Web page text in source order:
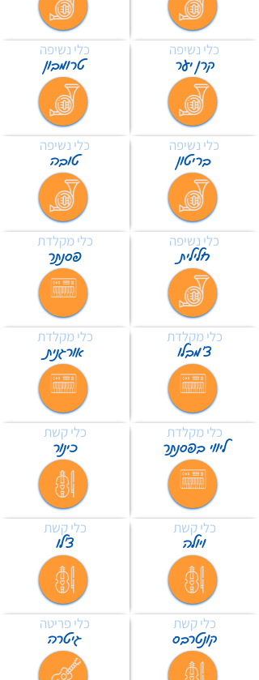
קרן יער
כלי נשיפה
בריטון
כלי נשיפה
חלילית
כלי נשיפה
צ'מבלו
כלי מקלדת
ליווי בפסנתר
כלי מקלדת
ויולה
כלי קשת
קונטרבס
כלי קשת
טרומבון
כלי נשיפה
טובה
כלי נשיפה
פסנתר
כלי מקלדת
אורגנית
כלי מקלדת
כינור
כלי קשת
צ'לו
כלי קשת
גיטרה
כלי פריטה